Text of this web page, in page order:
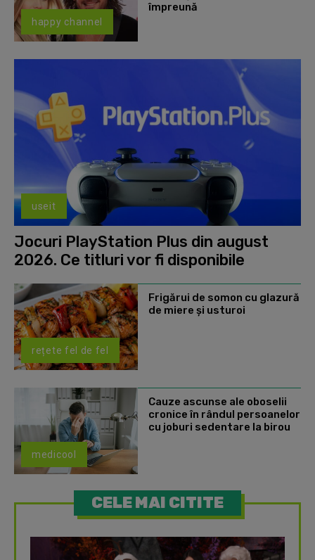
happy channel
împreună
useit
Jocuri PlayStation Plus din august
2026. Ce titluri vor fi disponibile
rețete fel de fel
Frigărui de somon cu glazură
de miere și usturoi
medicool
Cauze ascunse ale oboselii
cronice în rândul persoanelor
cu joburi sedentare la birou
CELE MAI CITITE